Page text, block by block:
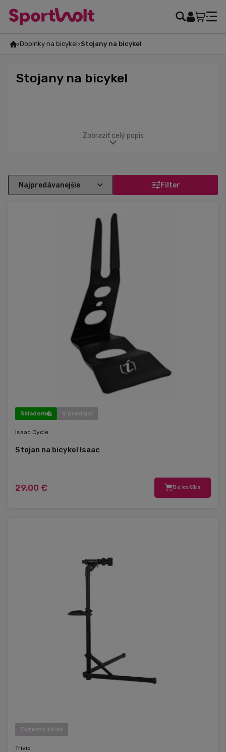
Doplnky na bicykel Stojany na bicykel
Stojany na bicykel
Zobraziť celý popis
Filter
Skladom V predajni
Isaac Cycle
Stojan na bicykel Isaac
29,00 € Do košíka
Externý sklad
Trivio